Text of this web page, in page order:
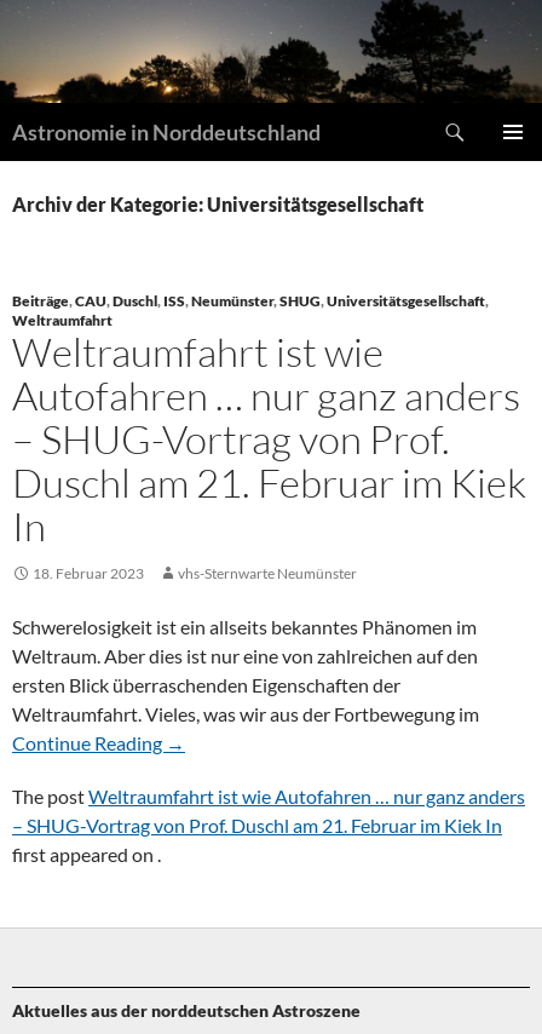
Zum
Astronomie in Norddeutschland
Archiv der Kategorie: Universitätsgesellschaft
Beiträge,CAU,Duschl, ISS,Neumünster,SHUG,Universitätsgesellschaft,
Weltraumfahrt
Weltraumfahrt ist wie
Autofahren … nur ganz anders
– SHUG-Vortrag von Prof.
Duschl am 21. Februar im Kiek
In
18. Februar 2023 vhs-Sternwarte Neumünster
Schwerelosigkeit ist ein allseits bekanntes Phänomen im
Weltraum. Aber dies ist nur eine von zahlreichen auf den
ersten Blick überraschenden Eigenschaften der
Weltraumfahrt. Vieles, was wir aus der Fortbewegung im
Continue Reading →
The postWeltraumfahrt ist wie Autofahren … nur ganz anders
– SHUG-Vortrag von Prof. Duschl am 21. Februar im Kiek In
first appeared on .
Aktuelles aus der norddeutschen Astroszene